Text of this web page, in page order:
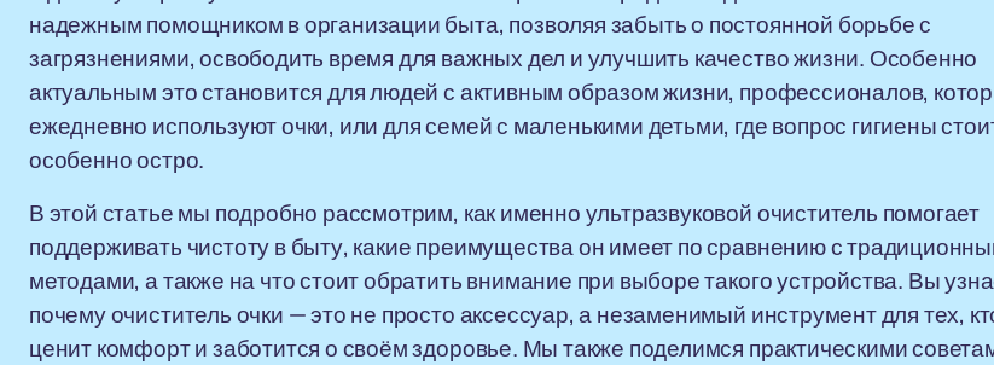
надежным помощником в организации быта, позволяя забыть о постоянной борьбе с
загрязнениями, освободить время для важных дел и улучшить качество жизни. Особенно
актуальным это становится для людей с активным образом жизни, профессионалов,
ежедневно используют очки, или для семей с маленькими детьми, где вопрос гигиены
особенно остро.
В этой статье мы подробно рассмотрим, как именно ультразвуковой очиститель помогает
поддерживать чистоту в быту, какие преимущества он имеет по сравнению с
методами, а также на что стоит обратить внимание при выборе такого устройства. Вы
почему очиститель очки — это не просто аксессуар, а незаменимый инструмент для тех,
ценит комфорт и заботится о своём здоровье. Мы также поделимся практическими